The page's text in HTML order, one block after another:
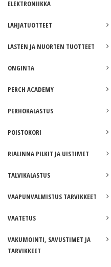
ELEKTRONIIKKA
LAHJATUOTTEET
LASTEN JA NUORTEN TUOTTEET
ONGINTA
PERCH ACADEMY
PERHOKALASTUS
POISTOKORI
RIALINNA PILKIT JA UISTIMET
TALVIKALASTUS
VAAPUNVALMISTUS TARVIKKEET
VAATETUS
VAKUMOINTI, SAVUSTIMET JA
TARVIKKEET